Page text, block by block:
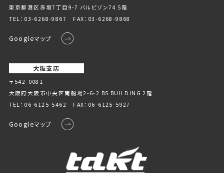
東京都港区赤坂7丁目9-7 バルビゾン74 5階
TEL： 03-6268-9867 FAX：03-6268-9868
Googleマップ
大阪支店
〒542-0081
大阪府大阪市中央区南船場2-6-2 BS BUILDING 2階
TEL： 06-6125-5462 FAX：06-6125-5927
Googleマップ